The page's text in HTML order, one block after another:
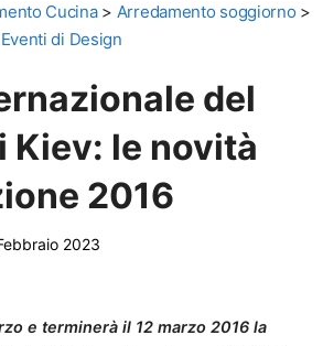
Cucina> Arredamento soggiorno >
di Design
del
Kiev: le novità
2016
2023
e terminerà il 12 marzo 2016 la